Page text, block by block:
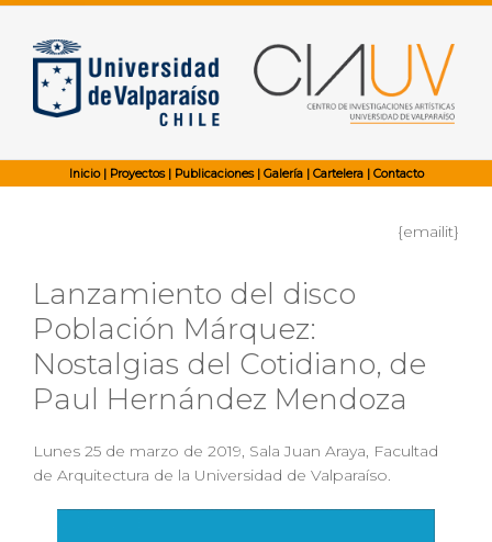
Inicio| Proyectos| Publicaciones| Galería| Cartelera| Contacto
{emailit}
Lanzamiento del disco
Población Márquez:
Nostalgias del Cotidiano, de
Paul Hernández Mendoza
Lunes 25 de marzo de 2019, Sala Juan Araya, Facultad
de Arquitectura de la Universidad de Valparaíso.